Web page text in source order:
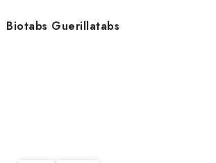
Biotabs Guerillatabs